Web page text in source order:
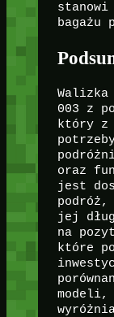
bagażu
Walizka
003 z
który z
oraz
jest
jej
na
które
modeli,